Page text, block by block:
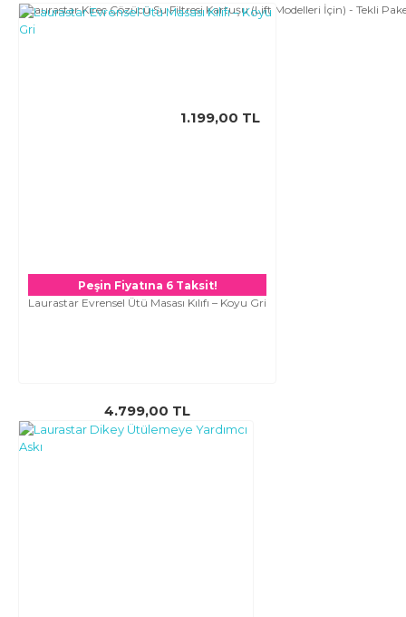
Laurastar Kireç Çözücü Su Filtresi Kartuşu (Lift Modelleri İçin) - Tekli
1.199,00 TL
Peşin Fiyatına 6 Taksit!
Laurastar Evrensel Ütü Masası Kılıfı – Koyu Gri
4.799,00 TL